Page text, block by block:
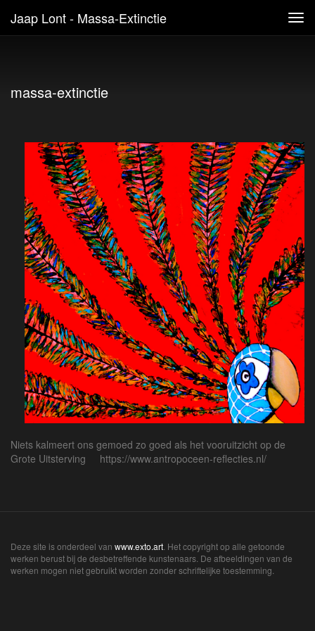
Jaap Lont - Massa-Extinctie
massa-extinctie
Niets kalmeert ons gemoed zo goed als het vooruitzicht op de
Grote Uitsterving https://www.antropoceen-reflecties.nl/
Deze site is onderdeel van www.exto.art . Het copyright op alle getoonde
werken berust bij de desbetreffende kunstenaars. De afbeeldingen van de
werken mogen niet gebruikt worden zonder schriftelijke toestemming.